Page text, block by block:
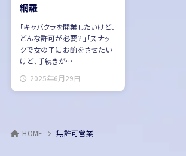
網羅
「キャバクラを開業したいけど、
どんな許可が必要？」「スナッ
クで女の子にお酌をさせたい
けど、手続きが…
2025年6月29日
HOME 無許可営業